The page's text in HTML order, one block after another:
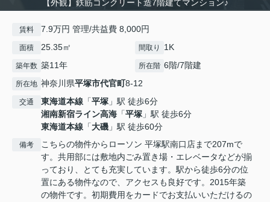
【外観】鉄筋コンクリート造7階建てマンション♪
賃料 7.9万円 管理/共益費 8,000円
面積 25.35㎡ 間取り 1K
築年数 築11年 所在階 6階/7階建
所在地 神奈川県平塚市代官町8-12
交通 東海道本線 「平塚 」駅 徒歩6分
湘南新宿ライン高海 「平塚 」駅 徒歩6分
東海道本線 「大磯 」駅 徒歩60分
備考
こちらの物件からローソン 平塚駅南口店まで207mで
す。共用部には敷地内ごみ置き場・エレベータなどが揃
っており、とても充実しています。駅から徒歩6分の位
置にある物件なので、アクセスも良好です。2015年築
の物件です。初期費用をカードでお支払いいただけるの